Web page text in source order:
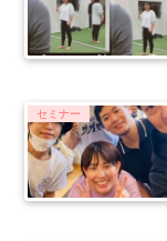
セミナー